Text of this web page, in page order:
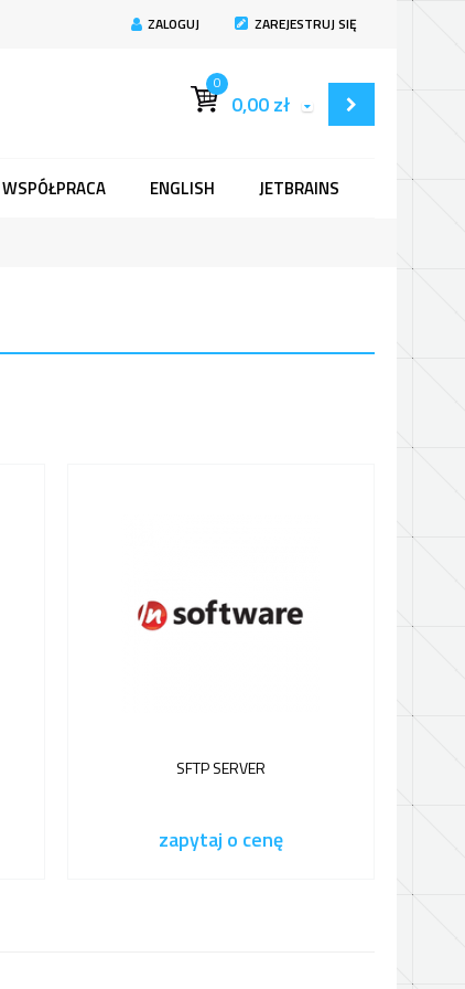
ZALOGUJ ZAREJESTRUJ SIĘ
0
0,00zł
WSPÓŁPRACA ENGLISH JETBRAINS
SFTP SERVER
zapytaj o cenę